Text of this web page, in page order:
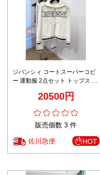
ジバンシィ コートスーパーコピ
ー 運動服 2点セット トップス ズ
20500円
販売個数 3 件
佐川急便 HOT